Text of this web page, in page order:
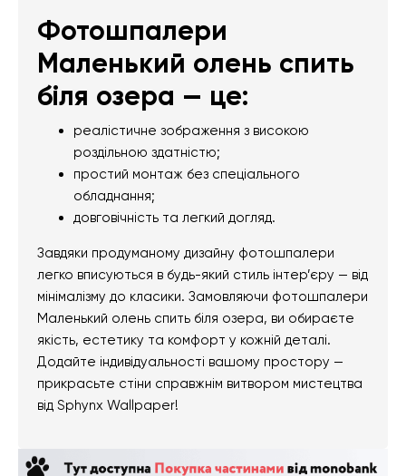
Фотошпалери
Маленький олень спить
біля озера — це:
реалістичне зображення з високою
роздільною здатністю;
простий монтаж без спеціального
обладнання;
довговічність та легкий догляд.
Завдяки продуманому дизайну фотошпалери
легко вписуються в будь-який стиль інтер’єру — від
мінімалізму до класики. Замовляючи фотошпалери
Маленький олень спить біля озера, ви обираєте
якість, естетику та комфорт у кожній деталі.
Додайте індивідуальності вашому простору —
прикрасьте стіни справжнім витвором мистецтва
від Sphynx Wallpaper!